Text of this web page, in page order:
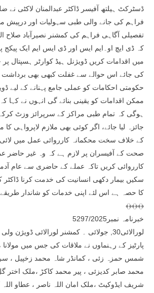
ڈسٹرکٹ ہیلتھ آفیسر ڈاکٹر عبدالمنان لاکٹی نے
فراہم کی جانے والی طبی سہولیات اور درپیش
تفصیلی آگاہی فراہم کی کمشنر نصیرآباد صلاح
کہ ڈی ایچ او۔ایم ایس اور ڈی ایس ایم ایک پیکج
میں اقدامات کریں ڈویژنل ہیڈ کوارٹر ہسپتال
کی جائے اس حوالے سے غفلت کبھی بھی برداشت
حکومتی احکامات کو عملی جامع پہنانے کے لیے
ممکن اقدامات کو یقینی بنائے گی انہوں نے
ہوگی کہ تمام طبی مراکز کے سرپرائز وزٹ
جائزہ لیا جائے، اگر کوئی بھی ملازم لاپرواہی کا
کے خلاف سخت محکمانہ کارروائی عمل میں
صحت کے آفیسران پر لازم ہے کہ وہ غیر حاضر
کارروائی کریں تاکہ عملے کے حاضری سے عام
سکیں بیمار دکھی انسانیت کی خدمت کرنا ڈاکٹر
کا حصہ ہے اس لئے اپنی خدمات کو شاندار
﴾﴿﴾﴿﴾﴿
خبرنامہ نمبر5297/2025
لورالائی30, جولائی ۔ کمشنر لورالائی
پارٹیز کے رہنماوں نے ملاقات کی جس میں مولانا
شمس حمزہ زئی ، کمانڈر شاہ محمد زخپیل ،
محمد صابر کدیزئی ، پیر محمد کاکڑ ،ملک اختر
شریف ایڈوکیٹ ،ملک امان اللہ ناصر ، عطاو